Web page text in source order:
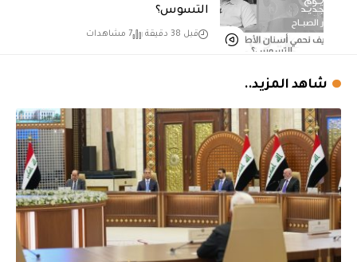
التسوس؟
قبل 38 دقيقة 7 مشاهدات
شاهد المزيد..